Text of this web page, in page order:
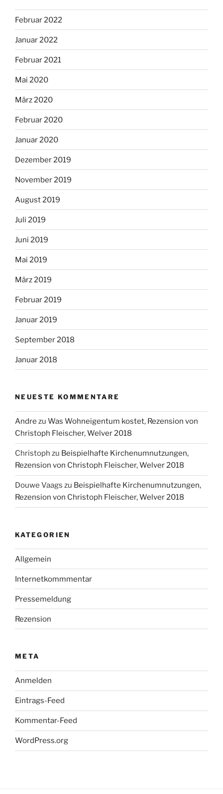
Februar 2022
Januar 2022
Februar 2021
Mai 2020
März 2020
Februar 2020
Januar 2020
Dezember 2019
November 2019
August 2019
Juli 2019
Juni 2019
Mai 2019
März 2019
Februar 2019
Januar 2019
September 2018
Januar 2018
NEUESTE KOMMENTARE
Andre zu Was Wohneigentum kostet, Rezension von
Christoph Fleischer, Welver 2018
Christoph zu Beispielhafte Kirchenumnutzungen,
Rezension von Christoph Fleischer, Welver 2018
Douwe Vaags zu Beispielhafte Kirchenumnutzungen,
Rezension von Christoph Fleischer, Welver 2018
KATEGORIEN
Allgemein
Internetkommmentar
Pressemeldung
Rezension
META
Anmelden
Eintrags-Feed
Kommentar-Feed
WordPress.org